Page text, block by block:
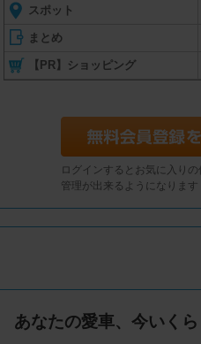
スポット
まとめ
【PR】ショッピング
ログインするとお気に入り
管理が出来るようになります
あなたの愛車、今いくら